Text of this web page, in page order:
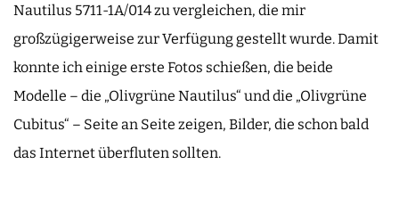
Nautilus 5711-1A/014 zu vergleichen, die mir
großzügigerweise zur Verfügung gestellt wurde. Damit
konnte ich einige erste Fotos schießen, die beide
Modelle – die „Olivgrüne Nautilus“ und die „Olivgrüne
Cubitus“ – Seite an Seite zeigen, Bilder, die schon bald
das Internet überfluten sollten.